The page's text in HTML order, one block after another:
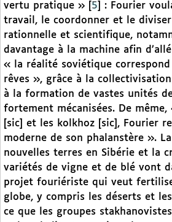
vertu pratique »
5
: Fourier
travail, le coordonner et le
rationnelle et scientifique,
davantage à la machine afin
« la réalité soviétique correspond
rêves », grâce à la
à la formation de vastes unités
fortement mécanisées. De même,
[sic] et les kolkhoz [sic], Fourier
moderne de son phalanstère ».
nouvelles terres en Sibérie et la
variétés de vigne et de blé vont
projet fouriériste qui veut
globe, y compris les déserts et
ce que les groupes